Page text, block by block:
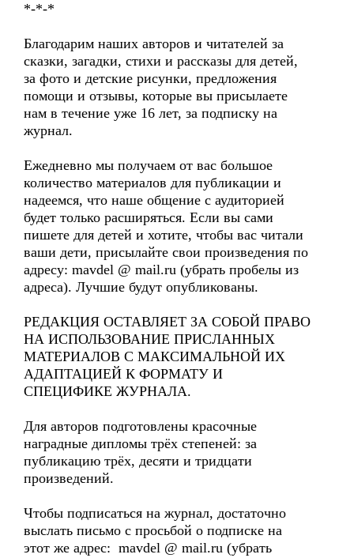
*-*-*
Благодарим наших авторов и читателей за
сказки, загадки, стихи и рассказы для детей,
за фото и детские рисунки, предложения
помощи и отзывы, которые вы присылаете
нам в течение уже 16 лет, за подписку на
журнал.
Ежедневно мы получаем от вас большое
количество материалов для публикации и
надеемся, что наше общение с аудиторией
будет только расширяться. Если вы сами
пишете для детей и хотите, чтобы вас читали
ваши дети, присылайте свои произведения по
адресу: mavdel @ mail.ru (убрать пробелы из
адреса). Лучшие будут опубликованы.
РЕДАКЦИЯ ОСТАВЛЯЕТ ЗА СОБОЙ ПРАВО
НА ИСПОЛЬЗОВАНИЕ ПРИСЛАННЫХ
МАТЕРИАЛОВ С МАКСИМАЛЬНОЙ ИХ
АДАПТАЦИЕЙ К ФОРМАТУ И
СПЕЦИФИКЕ ЖУРНАЛА.
Для авторов подготовлены красочные
наградные дипломы трёх степеней: за
публикацию трёх, десяти и тридцати
произведений.
Чтобы подписаться на журнал, достаточно
выслать письмо с просьбой о подписке на
этот же адрес: mavdel @ mail.ru (убрать